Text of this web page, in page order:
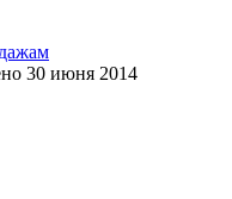
30 июня 2014